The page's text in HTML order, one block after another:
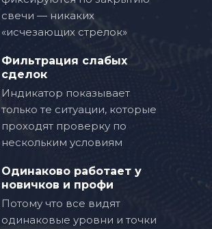
свечи — никаких
«исчезающих стрелок»
Фильтрация слабых
сделок
Индикатор показывает
только те ситуации, которые
проходят проверку по
нескольким условиям
Одинаково работает у
новичков и профи
Потому что все видят
одинаковые уровни и точки